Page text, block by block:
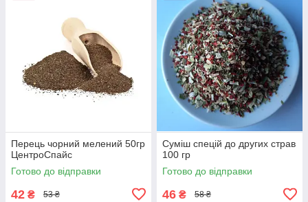
Перець чорний мелений 50гр
ЦентроСпайс
Готово до відправки
42 ₴ 53 ₴
Суміш спецій до других страв
100 гр
Готово до відправки
46 ₴ 58 ₴